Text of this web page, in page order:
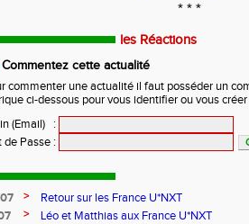
* * *
les Réactions
Commentez cette actualité
commenter une actualité il faut posséder un
ci-dessous pour vous identifier ou vous
(Email)
:
de Passe :
>
Retour sur les France U*NXT
>
Léo et Matthias aux France U*NXT